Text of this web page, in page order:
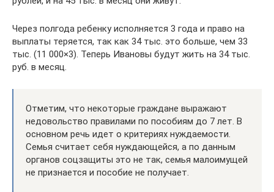
Через полгода ребенку исполняется 3 года и право на
выплаты теряется, так как 34 тыс. это больше, чем 33
тыс. (11 000×3). Теперь Ивановы будут жить на 34 тыс.
руб. в месяц.
Отметим, что некоторые граждане выражают
недовольство правилами по пособиям до 7 лет. В
основном речь идет о критериях нуждаемости.
Семья считает себя нуждающейся, а по данным
органов соцзащиты это не так, семья малоимущей
не признается и пособие не получает.